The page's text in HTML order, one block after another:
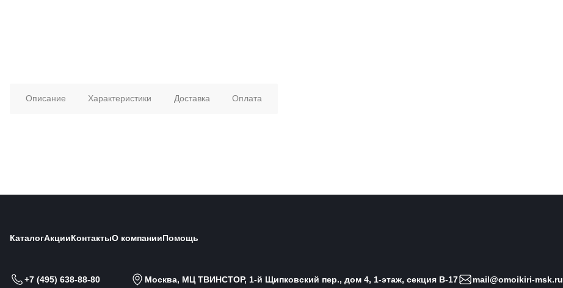
Описание Характеристики Доставка Оплата
КаталогАкцииКонтактыО компанииПомощь
+7 (495) 638-88-80 Москва, МЦ ТВИНСТОР, 1-й Щипковский пер., дом 4, 1-этаж, секция B-17 mail@omoikiri-msk.ru